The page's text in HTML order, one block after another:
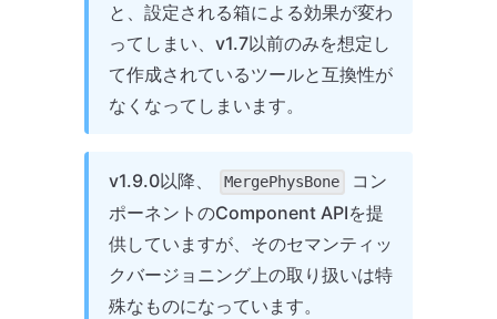
と、設定される箱による効果が変わ
ってしまい、v1.7以前のみを想定し
て作成されているツールと互換性が
なくなってしまいます。
v1.9.0以降、 MergePhysBone
コン
ポーネントのComponent APIを提
供していますが、そのセマンティッ
クバージョニング上の取り扱いは特
殊なものになっています。